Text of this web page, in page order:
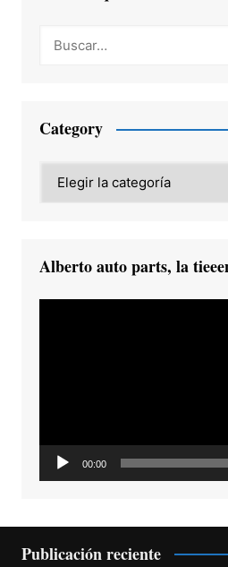
Category
Alberto auto parts, la
00:00
Publicación reciente